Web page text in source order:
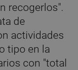
recogerlos".
de
actividades
tipo en la
con "total